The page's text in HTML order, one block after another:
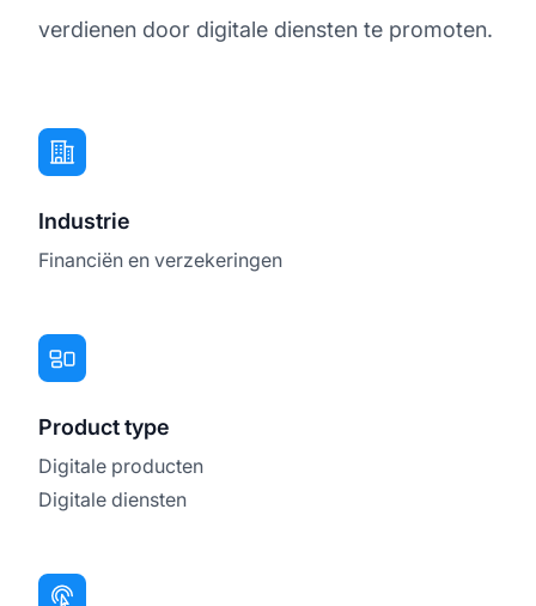
verdienen door digitale diensten te promoten.
Industrie
Financiën en verzekeringen
Product type
Digitale producten
Digitale diensten